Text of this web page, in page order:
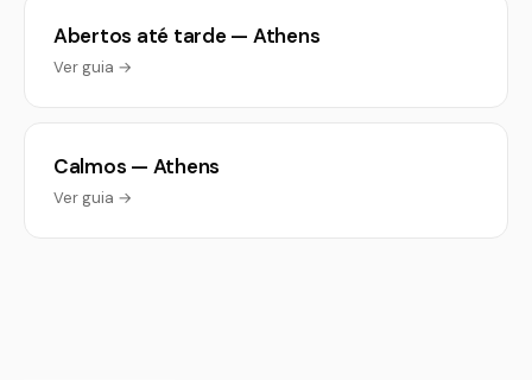
Abertos até tarde — Athens
Ver guia →
Calmos — Athens
Ver guia →